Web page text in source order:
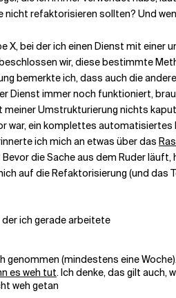
refaktorisieren sollten? Und
bei der ich einen Dienst mit einer
wir, diese bestimmte
bemerkte ich, dass auch die
Dienst immer noch funktioniert,
Umstrukturierung nichts
war, ein komplettes
ich mich an etwas über das
die Sache aus dem Ruder
auf die Refaktorisierung (und
ich gerade arbeitete
genommen (mindestens eine
es weh tut. Ich denke, das gilt auch,
weh getan